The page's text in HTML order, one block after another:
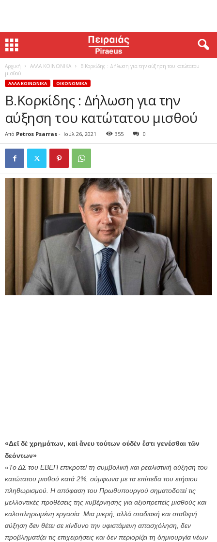
Αρχική ΑΛΛΑ ΚΟΙΝΩΝΙΚΑ
Β.Κορκίδης : Δήλωση για την αύξηση του κατώτατου
μισθού
ΑΛΛΑ ΚΟΙΝΩΝΙΚΑ ΟΙΚΟΝΟΜΙΚΑ
Β.Κορκίδης : Δήλωση για την
αύξηση του κατώτατου μισθού
Από Petros Psarras - Ιούλ 26, 2021 355 0
«Δεῖδὲ χρημάτων, καὶ ἄνευ τούτων οὐδὲν ἔστι γενέσθαι τῶν
δεόντων»
«Το ΔΣ του ΕΒΕΠ επικροτεί τη συμβολική και ρεαλιστική αύξηση του
κατώτατου μισθού κατά 2%, σύμφωνα με τα επίπεδα του ετήσιου
πληθωρισμού. Η απόφαση του Πρωθυπουργού σηματοδοτεί τις
μελλοντικές προθέσεις της κυβέρνησης για αξιοπρεπείς μισθούς και
καλοπληρωμένη εργασία. Μια μικρή, αλλά σταδιακή και σταθερή
αύξηση δεν θέτει σε κίνδυνο την υφιστάμενη απασχόληση, δεν
προβληματίζει τις επιχειρήσεις και δεν περιορίζει τη δημιουργία νέων